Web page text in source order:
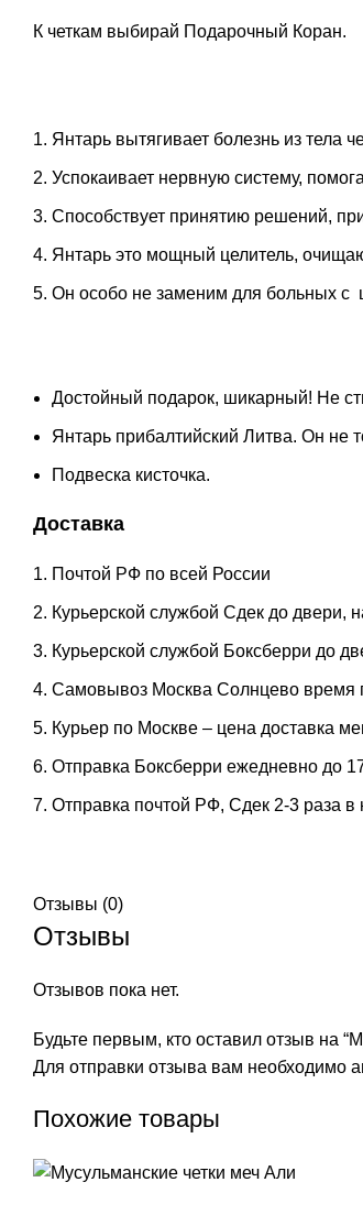
К четкам выбирай Подарочный Коран.
Янтарь вытягивает болезнь из тела
Успокаивает нервную систему,
Способствует принятию решений,
Янтарь это мощный целитель,
Он особо не заменим для больных с
Достойный подарок, шикарный! Не
Янтарь прибалтийский Литва. Он не
Подвеска кисточка.
Доставка
Почтой РФ по всей России
Курьерской службой Сдек до двери,
Курьерской службой Боксберри до
Самовывоз Москва Солнцево время
Курьер по Москве – цена доставка
Отправка Боксберри ежедневно до
Отправка почтой РФ, Сдек 2-3 раза в
Отзывы (0)
Отзывы
Отзывов пока нет.
Будьте первым, кто оставил отзыв на
Для отправки отзыва вам необходимо
Похожие товары